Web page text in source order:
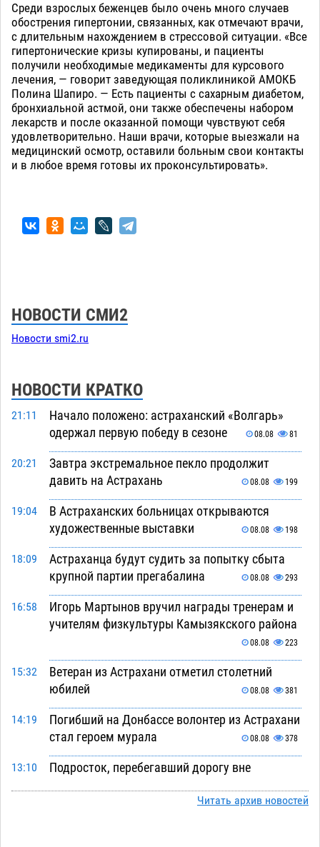
Среди взрослых беженцев было очень много случаев
обострения гипертонии, связанных, как отмечают врачи,
с длительным нахождением в стрессовой ситуации. «Все
гипертонические кризы купированы, и пациенты
получили необходимые медикаменты для курсового
лечения, — говорит заведующая поликлиникой АМОКБ
Полина Шапиро. — Есть пациенты с сахарным диабетом,
бронхиальной астмой, они также обеспечены набором
лекарств и после оказанной помощи чувствуют себя
удовлетворительно. Наши врачи, которые выезжали на
медицинский осмотр, оставили больным свои контакты
и в любое время готовы их проконсультировать».
НОВОСТИ СМИ2
Новости smi2.ru
НОВОСТИ КРАТКО
21:11
Начало положено: астраханский «Волгарь»
одержал первую победу в сезоне
08.08 81
20:21
Завтра экстремальное пекло продолжит
давить на Астрахань
08.08 199
19:04
В Астраханских больницах открываются
художественные выставки
08.08 198
18:09
Астраханца будут судить за попытку сбыта
крупной партии прегабалина
08.08 293
16:58
Игорь Мартынов вручил награды тренерам и
учителям физкультуры Камызякского района
08.08 223
15:32
Ветеран из Астрахани отметил столетний
юбилей
08.08 381
14:19
Погибший на Донбассе волонтер из Астрахани
стал героем мурала
08.08 378
13:10
Подросток, перебегавший дорогу вне
08.08 515
Читать архив новостей